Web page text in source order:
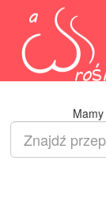
Mamy